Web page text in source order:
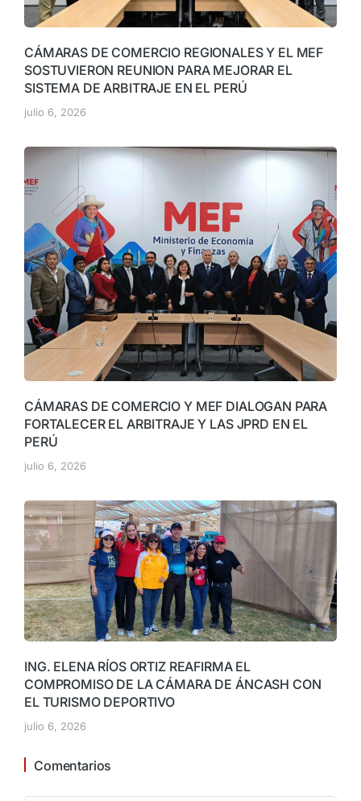
CÁMARAS DE COMERCIO REGIONALES Y EL MEF
SOSTUVIERON REUNION PARA MEJORAR EL
SISTEMA DE ARBITRAJE EN EL PERÚ
julio 6, 2026
CÁMARAS DE COMERCIO Y MEF DIALOGAN PARA
FORTALECER EL ARBITRAJE Y LAS JPRD EN EL
PERÚ
julio 6, 2026
ING. ELENA RÍOS ORTIZ REAFIRMA EL
COMPROMISO DE LA CÁMARA DE ÁNCASH CON
EL TURISMO DEPORTIVO
julio 6, 2026
Comentarios